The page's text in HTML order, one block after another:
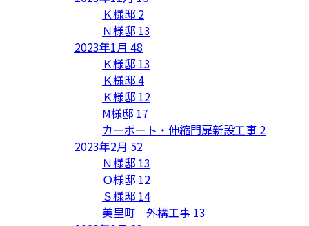
Ｋ様邸 2
Ｎ様邸 13
2023年1月 48
Ｋ様邸 13
Ｋ様邸4
Ｋ様邸 12
M様邸 17
カーポート・伸縮門扉新設工事 2
2023年2月 52
Ｎ様邸 13
Ｏ様邸 12
Ｓ様邸 14
美里町 外構工事 13